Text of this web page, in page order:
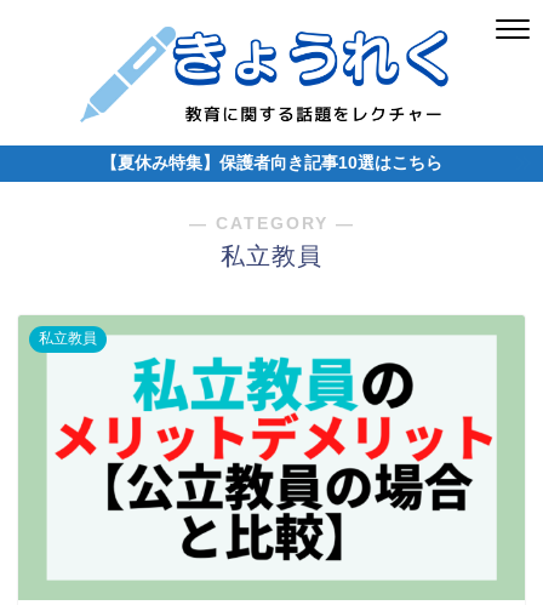
【夏休み特集】保護者向き記事10選はこちら
― CATEGORY ―
私立教員
私立教員